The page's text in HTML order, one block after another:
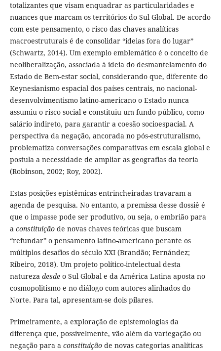
totalizantes que visam enquadrar as particularidades e
nuances que marcam os territórios do Sul Global. De acordo
com este pensamento, o risco das chaves analíticas
macroestruturais é de consolidar “ideias fora do lugar”
(Schwartz, 2014). Um exemplo emblemático é o conceito de
neoliberalização, associada à ideia do desmantelamento do
Estado de Bem-estar social, considerando que, diferente do
Keynesianismo espacial dos países centrais, no nacional-
desenvolvimentismo latino-americano o Estado nunca
assumiu o risco social e constituiu um fundo público, como
salário indireto, para garantir a coesão socioespacial. A
perspectiva da negação, ancorada no pós-estruturalismo,
problematiza conversações comparativas em escala global e
postula a necessidade de ampliar as geografias da teoria
(Robinson, 2002; Roy, 2002).
Estas posições epistêmicas entrincheiradas travaram a
agenda de pesquisa. No entanto, a premissa desse dossiê é
que o impasse pode ser produtivo, ou seja, o embrião para
a constituiçãode novas chaves teóricas que buscam
“refundar” o pensamento latino-americano perante os
múltiplos desafios do século XXI (Brandão; Fernández;
Ribeiro, 2018). Um projeto político-intelectual desta
natureza desdeo Sul Global e da América Latina aposta no
cosmopolitismo e no diálogo com autores alinhados do
Norte. Para tal, apresentam-se dois pilares.
Primeiramente, a exploração de epistemologias da
diferença que, possivelmente, vão além da variegação ou
negação para a constituiçãode novas categorias analíticas